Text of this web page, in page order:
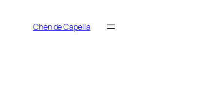
contenidoChen de Capella